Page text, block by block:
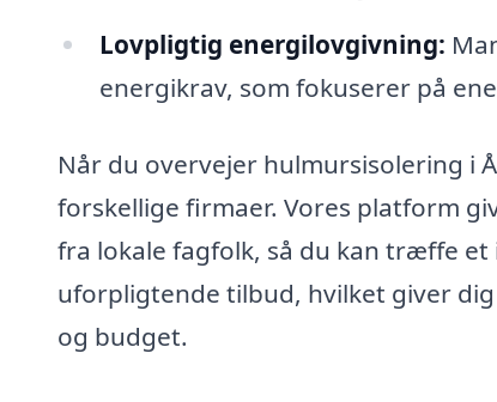
Lovpligtig energilovgivning:
energikrav, som fokuserer på
Når du overvejer hulmursisolering i
forskellige firmaer. Vores platform
fra lokale fagfolk, så du kan træffe
uforpligtende tilbud, hvilket giver
og budget.